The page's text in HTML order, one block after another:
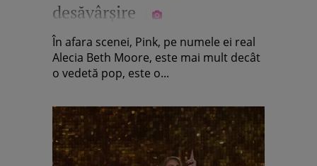
desăvârșire
În afara scenei, Pink, pe numele ei real
Alecia Beth Moore, este mai mult decât
o vedetă pop, este o...